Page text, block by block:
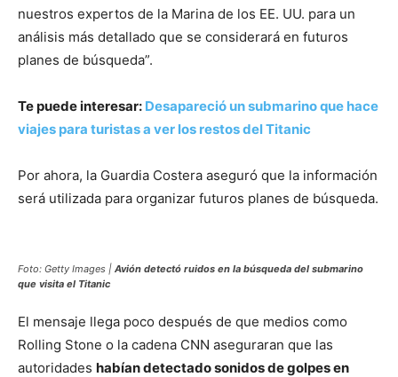
nuestros expertos de la Marina de los EE. UU. para un
análisis más detallado que se considerará en futuros
planes de búsqueda”.
Te puede interesar: Desapareció un submarino que hace
viajes para turistas a ver los restos del Titanic
Por ahora, la Guardia Costera aseguró que la información
será utilizada para organizar futuros planes de búsqueda.
Foto: Getty Images | Avión detectó ruidos en la búsqueda del submarino
que visita el Titanic
El mensaje llega poco después de que medios como
Rolling Stone o la cadena CNN aseguraran que las
autoridades habían detectado sonidos de golpes en